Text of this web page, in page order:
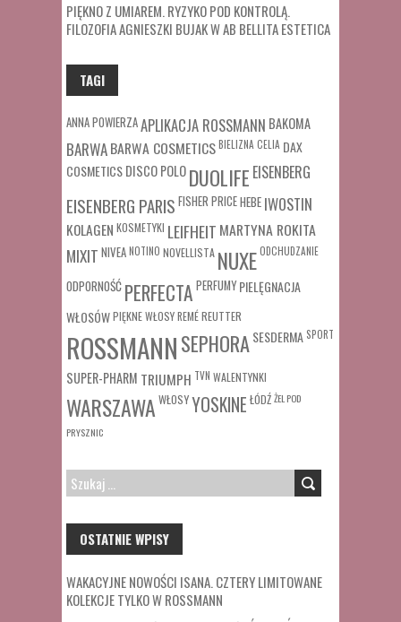
PIĘKNO Z UMIAREM. RYZYKO POD KONTROLĄ.
FILOZOFIA AGNIESZKI BUJAK W AB BELLITA ESTETICA
TAGI
ANNA POWIERZAAPLIKACJA ROSSMANN BAKOMA
BARWABARWA COSMETICSBIELIZNACELIA DAX
COSMETICSDISCO POLODUOLIFE EISENBERG
EISENBERG PARIS FISHER PRICEHEBE IWOSTIN
KOLAGEN KOSMETYKI LEIFHEIT MARTYNA ROKITA
MIXIT NIVEANOTINO NOVELLISTA NUXEODCHUDZANIE
ODPORNOŚĆ PERFECTA PERFUMY PIELĘGNACJA
WŁOSÓWPIĘKNE WŁOSYREMÉREUTTER
ROSSMANNSEPHORASESDERMA SPORT
SUPER-PHARM TRIUMPH TVN WALENTYNKI
WARSZAWA WŁOSYYOSKINE ŁÓDŹŻEL POD
PRYSZNIC
SZUKAJ:
OSTATNIE WPISY
WAKACYJNE NOWOŚCI ISANA. CZTERY LIMITOWANE
KOLEKCJE TYLKO W ROSSMANN